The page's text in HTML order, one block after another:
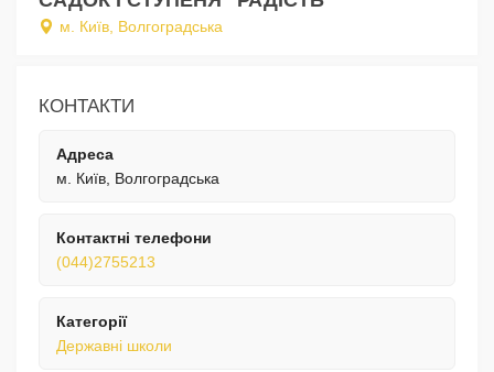
м. Київ, Волгоградська
КОНТАКТИ
Адреса
м. Київ, Волгоградська
Контактні телефони
(044)2755213
Категорії
Державні школи